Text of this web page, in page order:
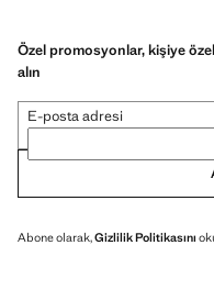
Özel promosyonlar, kişiye
alın
E-posta adresi
Abone olarak,Gizlilik Politikasını